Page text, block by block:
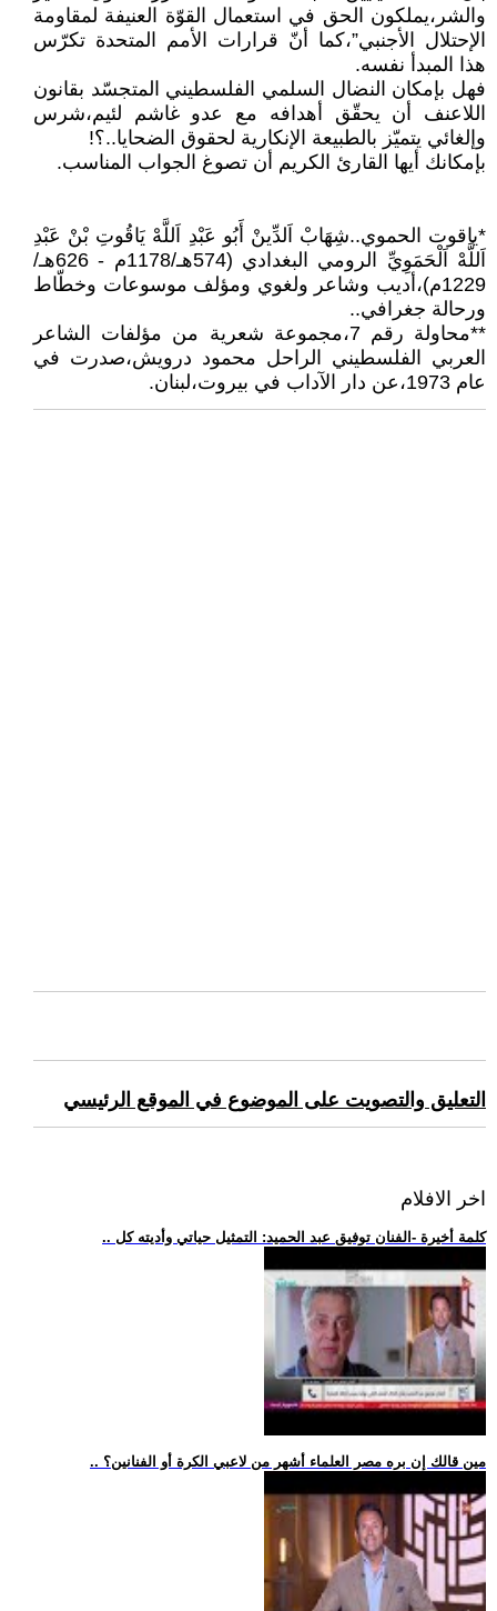
والشر،يملكون الحق في استعمال القوّة العنيفة لمقاومة
الإحتلال الأجنبي”،كما أنّ قرارات الأمم المتحدة تكرّس
هذا المبدأ نفسه.
فهل بإمكان النضال السلمي الفلسطيني المتجسّد بقانون
اللاعنف أن يحقّق أهدافه مع عدو غاشم لئيم،شرس
وإلغائي يتميّز بالطبيعة الإنكارية لحقوق الضحايا..؟!
بإمكانك أيها القارئ الكريم أن تصوغ الجواب المناسب.
*ياقوت الحموي..شِهَابْ اَلدِّينْ أَبُو عَبْدِ اَللَّهْ يَاقُوتِ بْنْ عَبْدِ
اَللَّهْ اَلْحَمَوِيِّ الرومي البغدادي (574هـ/1178م - 626هـ/
1229م)،أديب وشاعر ولغوي ومؤلف موسوعات وخطّاط
ورحالة جغرافي..
**محاولة رقم 7،مجموعة شعرية من مؤلفات الشاعر
العربي الفلسطيني الراحل محمود درويش،صدرت في
عام 1973،عن دار الآداب في بيروت،لبنان.
التعليق والتصويت على الموضوع في الموقع الرئيسي
اخر الافلام
.. كلمة أخيرة -الفنان توفيق عبد الحميد: التمثيل حياتي وأديته كل
.. مين قالك إن بره مصر العلماء أشهر من لاعبي الكرة أو الفنانين؟